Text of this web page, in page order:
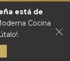
está de
Cocina